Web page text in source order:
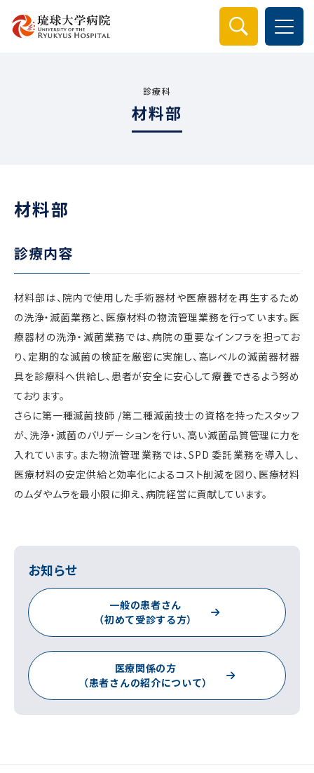
検索
診療科
材料部
材料部
診療内容
材料部は、院内で使用した手術器材や医療器材を再生するため
の洗浄・滅菌業務と、医療材料の物流管理業務を行っています。医
療器材の洗浄・滅菌業務では、病院の重要なインフラを担ってお
り、定期的な滅菌の検証を厳密に実施し、高レベルの滅菌器材器
具を診療科へ供給し、患者が安全に安心して療養できるよう努め
ております。
さらに第一種滅菌技師 /第二種滅菌技士の資格を持ったスタッフ
が、洗浄・滅菌のバリデーションを行い、高い滅菌品質管理に力を
入れています。また物流管理業務では、SPD 委託業務を導入し、
医療材料の安定供給と効率化によるコスト削減を図り、医療材料
のムダやムラを最小限に抑え、病院経営に貢献しています。
お知らせ
一般の患者さん
（初めて受診する方）
医療関係の方
（患者さんの紹介について）